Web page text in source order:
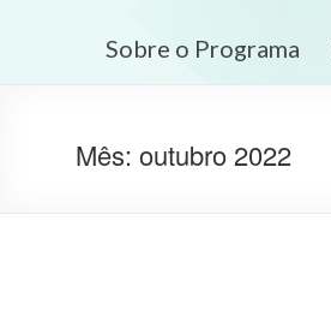
Sobre o Programa
Mês: outubro 2022